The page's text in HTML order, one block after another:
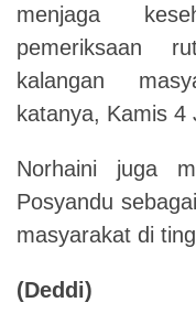
menjaga
pemeriksaan
kalangan
katanya, Kamis 4
Norhaini juga
Posyandu
masyarakat di
(Deddi)